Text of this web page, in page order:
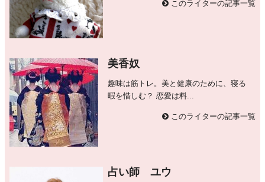
このライターの記事一覧
美香奴
趣味は筋トレ。美と健康のために、寝る
暇を惜しむ？ 恋愛は料...
このライターの記事一覧
占い師 ユウ